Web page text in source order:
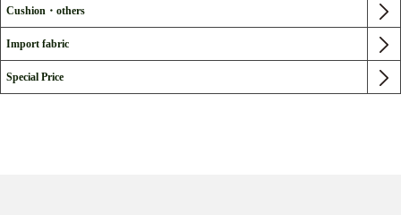
Cushion・others
Import fabric
Special Price